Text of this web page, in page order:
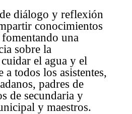
diálogo y reflexión
conocimientos
una
sobre la
el agua y el
a todos los asistentes,
padres de
de secundaria y
y maestros.